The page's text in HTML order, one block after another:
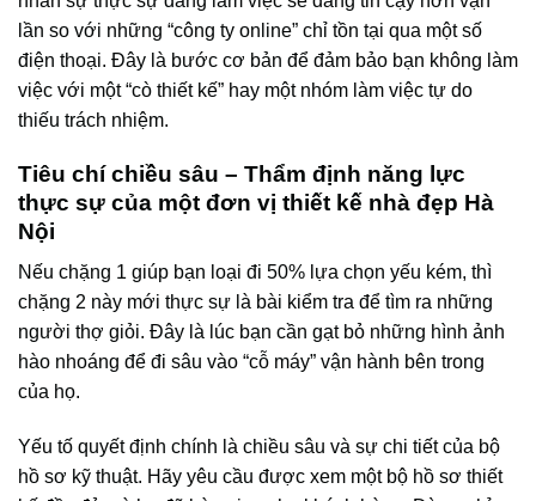
lần so với những “công ty online” chỉ tồn tại qua một số
điện thoại. Đây là bước cơ bản để đảm bảo bạn không làm
việc với một “cò thiết kế” hay một nhóm làm việc tự do
thiếu trách nhiệm.
Tiêu chí chiều sâu – Thẩm định năng lực
thực sự của một đơn vị thiết kế nhà đẹp Hà
Nội
Nếu chặng 1 giúp bạn loại đi 50% lựa chọn yếu kém, thì
chặng 2 này mới thực sự là bài kiểm tra để tìm ra những
người thợ giỏi. Đây là lúc bạn cần gạt bỏ những hình ảnh
hào nhoáng để đi sâu vào “cỗ máy” vận hành bên trong
của họ.
Yếu tố quyết định chính là chiều sâu và sự chi tiết của bộ
hồ sơ kỹ thuật. Hãy yêu cầu được xem một bộ hồ sơ thiết